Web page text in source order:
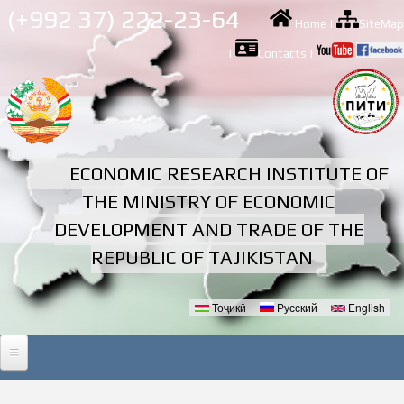
Skip to
main
content
(+992 37) 222-23-64 Home | SiteMap
| Contacts |
ECONOMIC RESEARCH INSTITUTE OF
THE MINISTRY OF ECONOMIC
DEVELOPMENT AND TRADE OF THE
REPUBLIC OF TAJIKISTAN
Тоҷикӣ Русский English
HOME